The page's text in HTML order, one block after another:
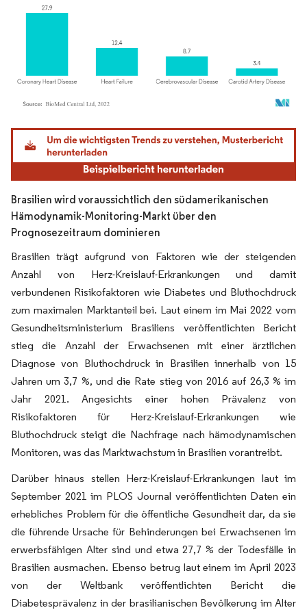
Bild © Mordor Intelligence. Wiederverwendung erfordert Namensnennung gemäß
Brasilien wird voraussichtlich den südamerikanischen
Hämodynamik-Monitoring-Markt über den
Prognosezeitraum dominieren
Brasilien trägt aufgrund von Faktoren wie der steigenden
Anzahl von Herz-Kreislauf-Erkrankungen und damit
verbundenen Risikofaktoren wie Diabetes und Bluthochdruck
zum maximalen Marktanteil bei. Laut einem im Mai 2022 vom
Gesundheitsministerium Brasiliens veröffentlichten Bericht
stieg die Anzahl der Erwachsenen mit einer ärztlichen
Diagnose von Bluthochdruck in Brasilien innerhalb von 15
Jahren um 3,7 %, und die Rate stieg von 2016 auf 26,3 % im
Jahr 2021. Angesichts einer hohen Prävalenz von
Risikofaktoren für Herz-Kreislauf-Erkrankungen wie
Bluthochdruck steigt die Nachfrage nach hämodynamischen
Monitoren, was das Marktwachstum in Brasilien vorantreibt.
Darüber hinaus stellen Herz-Kreislauf-Erkrankungen laut im
September 2021 im PLOS Journal veröffentlichten Daten ein
erhebliches Problem für die öffentliche Gesundheit dar, da sie
die führende Ursache für Behinderungen bei Erwachsenen im
erwerbsfähigen Alter sind und etwa 27,7 % der Todesfälle in
Brasilien ausmachen. Ebenso betrug laut einem im April 2023
von der Weltbank veröffentlichten Bericht die
Diabetesprävalenz in der brasilianischen Bevölkerung im Alter